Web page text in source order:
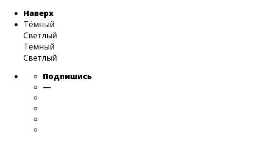
Наверх
Тёмный
Светлый
Тёмный
Светлый
Подпишись
—